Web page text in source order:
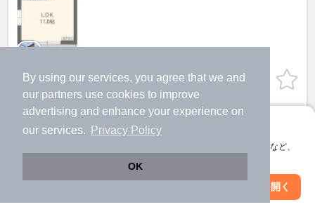
By using our services, you agree that we and
our partners use cookies to improve
advertising and enhance your experience on
our services.
Privacy Policy
OK
アプリに切り替えて、サクサクお部屋探し
会員登録なしですぐ使える。マップ検索やお気に入り保存など、
アプリを開く
お問い合わせ（無料）
ほか提供
（管理費6,750円）
敷 不要 礼 1.0ヶ月
1階 / 1LDK / 41.0㎡
絞り込み条件を変更